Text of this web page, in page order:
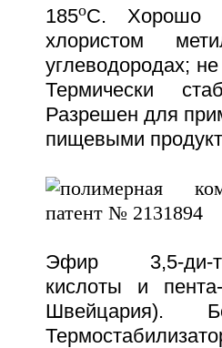
185oC. Хорошо
хлористом
углеводородах;
Термически
Разрешен для
пищевыми
Эфир 3,5-ди-
кислоты и
Швейцария).